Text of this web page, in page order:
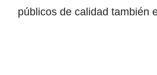
públicos de calidad también